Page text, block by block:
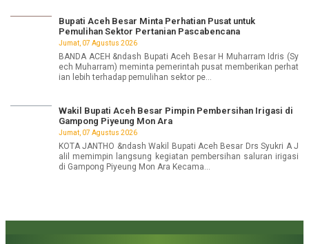
Bupati Aceh Besar Minta Perhatian Pusat untuk
Pemulihan Sektor Pertanian Pascabencana
Jumat, 07 Agustus 2026
BANDA ACEH &ndash Bupati Aceh Besar H Muharram Idris (Sy
ech Muharram) meminta pemerintah pusat memberikan perhat
ian lebih terhadap pemulihan sektor pe...
Wakil Bupati Aceh Besar Pimpin Pembersihan Irigasi di
Gampong Piyeung Mon Ara
Jumat, 07 Agustus 2026
KOTA JANTHO &ndash Wakil Bupati Aceh Besar Drs Syukri A J
alil memimpin langsung kegiatan pembersihan saluran irigasi
di Gampong Piyeung Mon Ara Kecama...